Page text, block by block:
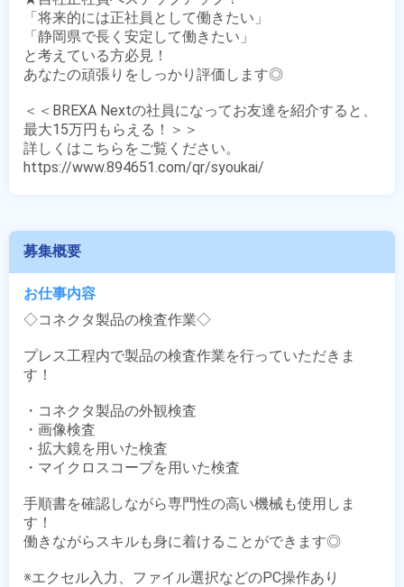
「将来的には正社員として働きたい」
「静岡県で長く安定して働きたい」
と考えている方必見！
あなたの頑張りをしっかり評価します◎
＜＜BREXA Nextの社員になってお友達を紹介すると、
最大15万円もらえる！＞＞
詳しくはこちらをご覧ください。
https://www.894651.com/qr/syoukai/
募集概要
お仕事内容
◇コネクタ製品の検査作業◇
プレス工程内で製品の検査作業を行っていただきま
す！
・コネクタ製品の外観検査
・画像検査
・拡大鏡を用いた検査
・マイクロスコープを用いた検査
手順書を確認しながら専門性の高い機械も使用しま
す！
働きながらスキルも身に着けることができます◎
※エクセル入力、ファイル選択などのPC操作あり